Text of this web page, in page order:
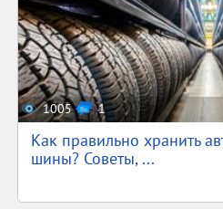
1005 1
Как правильно хранить
шины? Советы, ...